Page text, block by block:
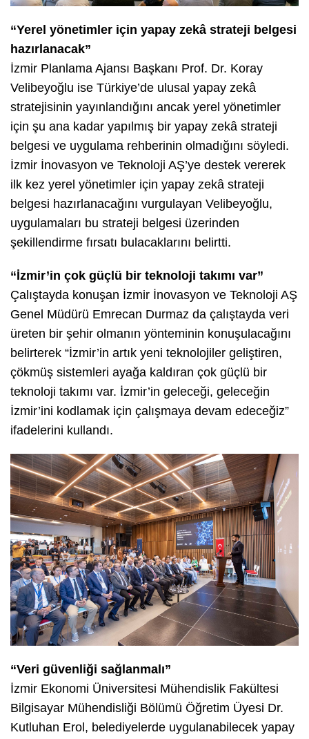
“Yerel yönetimler için yapay zekâ strateji belgesi
hazırlanacak”
İzmir Planlama Ajansı Başkanı Prof. Dr. Koray
Velibeyoğlu ise Türkiye’de ulusal yapay zekâ
stratejisinin yayınlandığını ancak yerel yönetimler
için şu ana kadar yapılmış bir yapay zekâ strateji
belgesi ve uygulama rehberinin olmadığını söyledi.
İzmir İnovasyon ve Teknoloji AŞ’ye destek vererek
ilk kez yerel yönetimler için yapay zekâ strateji
belgesi hazırlanacağını vurgulayan Velibeyoğlu,
uygulamaları bu strateji belgesi üzerinden
şekillendirme fırsatı bulacaklarını belirtti.
“İzmir’in çok güçlü bir teknoloji takımı var”
Çalıştayda konuşan İzmir İnovasyon ve Teknoloji AŞ
Genel Müdürü Emrecan Durmaz da çalıştayda veri
üreten bir şehir olmanın yönteminin konuşulacağını
belirterek “İzmir’in artık yeni teknolojiler geliştiren,
çökmüş sistemleri ayağa kaldıran çok güçlü bir
teknoloji takımı var. İzmir’in geleceği, geleceğin
İzmir’ini kodlamak için çalışmaya devam edeceğiz”
ifadelerini kullandı.
“Veri güvenliği sağlanmalı”
İzmir Ekonomi Üniversitesi Mühendislik Fakültesi
Bilgisayar Mühendisliği Bölümü Öğretim Üyesi Dr.
Kutluhan Erol, belediyelerde uygulanabilecek yapay